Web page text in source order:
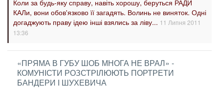
Коли за будь-яку справу, навіть хорошу, беруться РАДИ
КАЛи, вони обов'язково її загадять. Волинь не виняток. Одні
догаджують праву ідею інші взялись за ліву... 11 Липня 2011
13:36
«ПРЯМА В ГУБУ ШОБ МНОГА НЕ ВРАЛ» -
КОМУНІСТИ РОЗСТРІЛЮЮТЬ ПОРТРЕТИ
БАНДЕРИ І ШУХЕВИЧА